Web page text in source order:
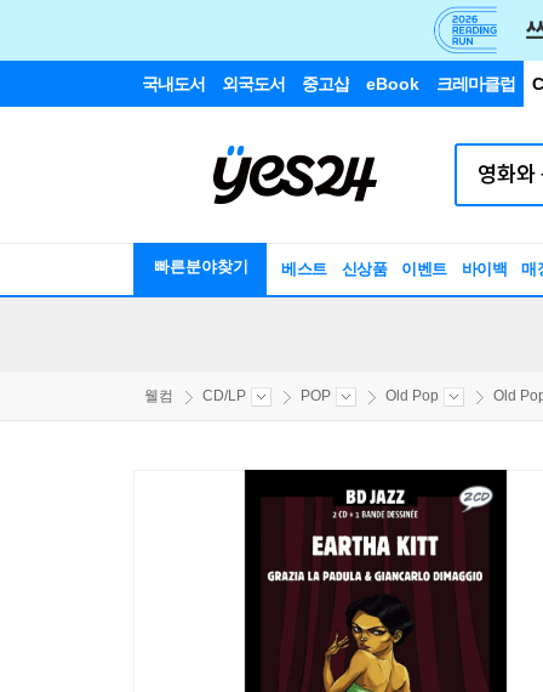
국내도서 외국도서 중고샵 eBook 크레마클럽
빠른분야찾기 베스트 신상품 이벤트 바이백 매
웰컴 CD/LP POP Old Pop Old